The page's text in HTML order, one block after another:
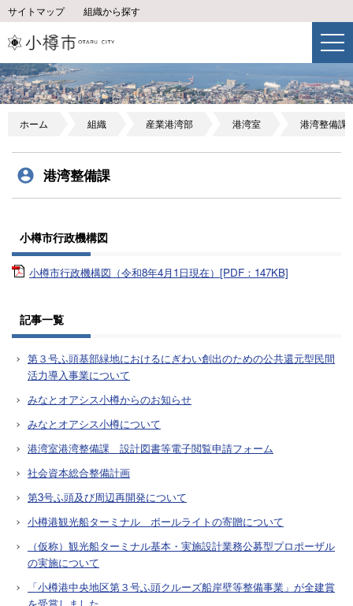
サイトマップ 組織から探す
ホーム 組織 産業港湾部 港湾室 港湾整備課
港湾整備課
小樽市行政機構図
小樽市行政機構図（令和8年4月1日現在）[PDF：147KB]
記事一覧
第３号ふ頭基部緑地におけるにぎわい創出のための公共還元型民間
活力導入事業について
みなとオアシス小樽からのお知らせ
みなとオアシス小樽について
港湾室港湾整備課 設計図書等電子閲覧申請フォーム
社会資本総合整備計画
第3号ふ頭及び周辺再開発について
小樽港観光船ターミナル ポールライトの寄贈について
（仮称）観光船ターミナル基本・実施設計業務公募型プロポーザル
の実施について
「小樽港中央地区第３号ふ頭クルーズ船岸壁等整備事業」が全建賞